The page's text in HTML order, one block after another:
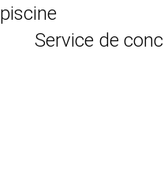
piscine
Service de